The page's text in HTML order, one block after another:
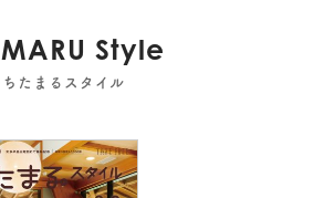
豊町,美浜町,南知多町
Style
たまるスタイル